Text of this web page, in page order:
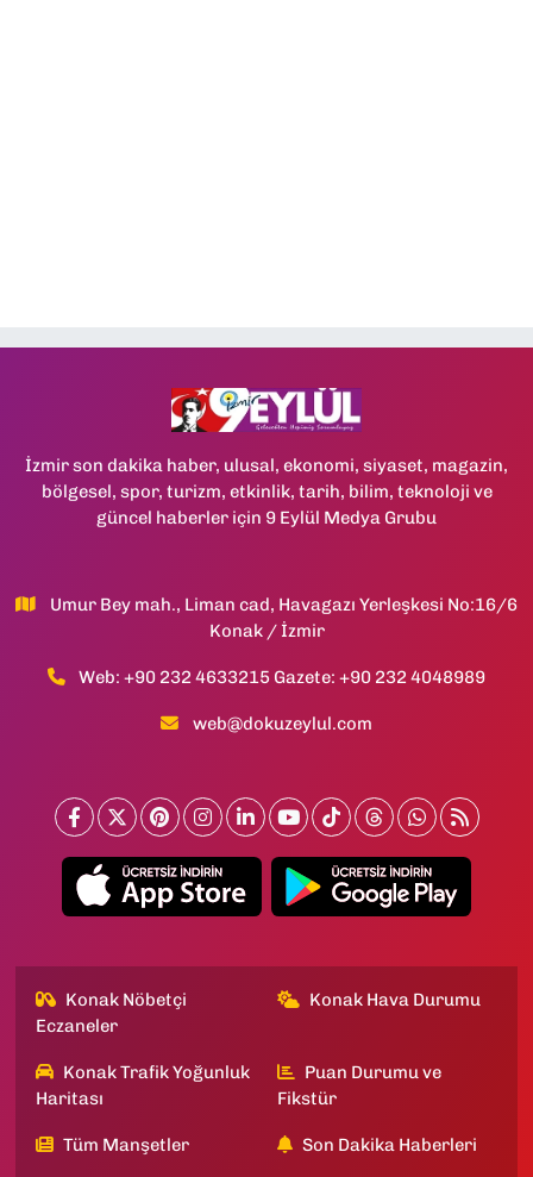
İzmir son dakika haber, ulusal, ekonomi, siyaset, magazin,
bölgesel, spor, turizm, etkinlik, tarih, bilim, teknoloji ve
güncel haberler için 9 Eylül Medya Grubu
Umur Bey mah., Liman cad, Havagazı Yerleşkesi No:16/6
Konak / İzmir
Web: +90 232 4633215 Gazete: +90 232 4048989
web@dokuzeylul.com
Konak Nöbetçi
Eczaneler
Konak Hava Durumu
Konak Trafik Yoğunluk
Haritası
Puan Durumu ve
Fikstür
Tüm Manşetler Son Dakika Haberleri